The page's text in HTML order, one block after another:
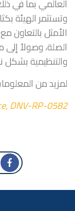
العالمي بما في
وتستثمر الهيئة
الأمثل بالتعاون
الصلة، وصولاً إلى
والتنظيمية بشكل
لمزيد من
DNV-RP-0582